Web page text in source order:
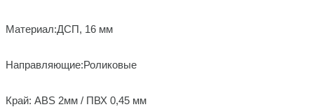
Материал:ДСП, 16 мм
Направляющие:Роликовые
Край: ABS 2мм / ПВХ 0,45 мм